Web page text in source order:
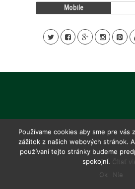
Mobile
Používame cookies aby sme pre vás
zážitok z našich webových stránok.
používaní tejto stránky budeme
spokojní. Čítať
Ok
Nie